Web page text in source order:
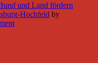
und Land fördern
Hochfeld by